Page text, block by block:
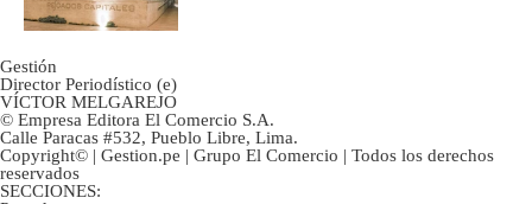
Gestión
Director Periodístico (e)
VÍCTOR MELGAREJO
© Empresa Editora El Comercio S.A.
Calle Paracas #532, Pueblo Libre, Lima.
Copyright© | Gestion.pe | Grupo El Comercio | Todos los derechos
reservados
SECCIONES: